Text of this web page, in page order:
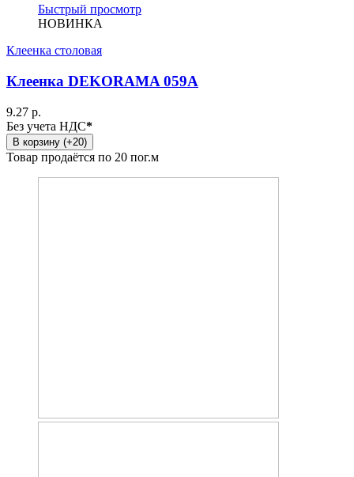
Быстрый просмотр
НОВИНКА
Клеенка столовая
Клеенка DEKORAMA 059A
9.27 р.
Без учета НДС*
В корзину (+20)
Товар продаётся по 20 пог.м